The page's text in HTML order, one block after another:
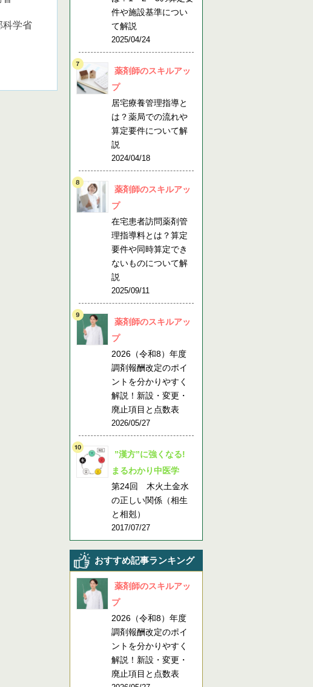
科学省
件や施設基準につい
て解説
2025/04/24
薬剤師のスキルアッ
プ
居宅療養管理指導と
は？薬局での流れや
算定要件について解
説
2024/04/18
薬剤師のスキルアッ
プ
在宅患者訪問薬剤管
理指導料とは？算定
要件や同時算定でき
ないものについて解
説
2025/09/11
薬剤師のスキルアッ
プ
2026（令和8）年度
調剤報酬改定のポイ
ントを分かりやすく
解説！新設・変更・
廃止項目と点数表
2026/05/27
”漢方”に強くなる!
まるわかり中医学
第24回 木火土金水
の正しい関係（相生
と相剋）
2017/07/27
おすすめ記事ランキング
薬剤師のスキルアッ
プ
2026（令和8）年度
調剤報酬改定のポイ
ントを分かりやすく
解説！新設・変更・
廃止項目と点数表